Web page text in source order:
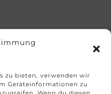
zu bieten, verwenden wir
Geräteinformationen zu